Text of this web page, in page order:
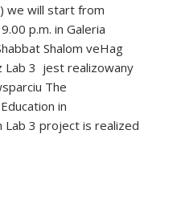
we will start from
p.m. in Galeria
Shalom veHag
Lab 3 jest realizowany
The
in
3 project is realized